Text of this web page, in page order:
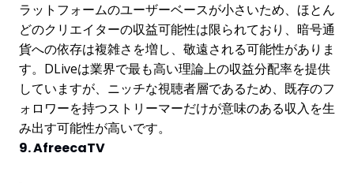
ラットフォームのユーザーベースが小さいため、ほとん
どのクリエイターの収益可能性は限られており、暗号通
貨への依存は複雑さを増し、敬遠される可能性がありま
す。DLiveは業界で最も高い理論上の収益分配率を提供
していますが、ニッチな視聴者層であるため、既存のフ
ォロワーを持つストリーマーだけが意味のある収入を生
み出す可能性が高いです。
9. AfreecaTV